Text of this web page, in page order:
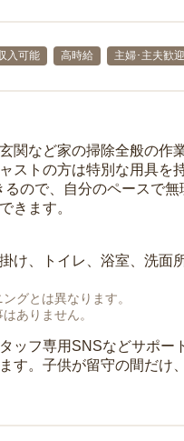
入可能 高時給 主婦･主夫歓迎
関など家の掃除全般の作
ストの方は特別な用具を
ので、自分のペースで
きます。
け、トイレ、浴室、洗面
グとは異なります。
ありません。
ッフ専用SNSなどサポー
す。子供が留守の間だけ